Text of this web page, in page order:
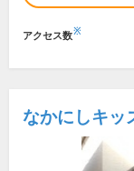
アクセス数※
なかにしキッ